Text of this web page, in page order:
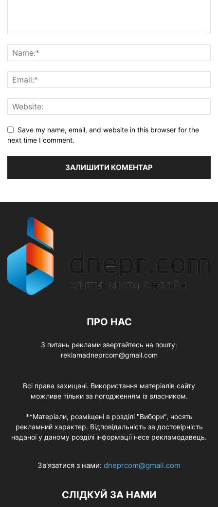
Save my name, email, and website in this browser for the
next time I comment.
ПРО НАС
З питань реклами звертайтесь на пошту:
reklamadneprcom@gmail.com
Всі права захищені. Використання матеріалів сайту
можливе тільки за погодженням із власником.
**Матеріали, розміщені в розділі "Вибори", носять
рекламний характер. Відповідальність за достовірність
наданої у даному розділі інформації несе рекламодавець.
Зв'язатися з нами: dneprcom@gmail.com
СЛІДКУЙ ЗА НАМИ